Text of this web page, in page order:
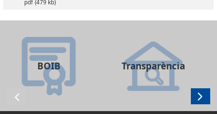
pdf (479 kb)
BOIB Transparència